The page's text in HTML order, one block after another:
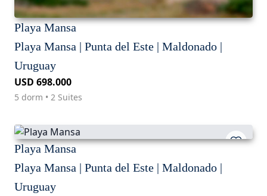
Playa Mansa
Playa Mansa | Punta del Este | Maldonado |
Uruguay
USD 698.000
5 dorm • 2 Suites
Playa Mansa
Playa Mansa | Punta del Este | Maldonado |
Uruguay